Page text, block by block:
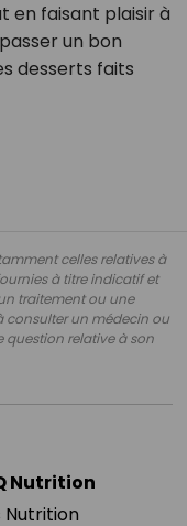
en faisant plaisir à
un bon
desserts faits
celles relatives à
à titre indicatif et
traitement ou une
consulter un médecin ou
question relative à son
Nutrition
Nutrition